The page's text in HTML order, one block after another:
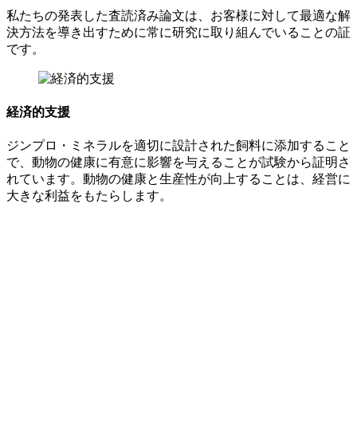
私たちの発表した査読済み論文は、お客様に対して最適な解
決方法を導き出すために常に研究に取り組んでいることの証
です。
経済的支援
ジンプロ・ミネラルを適切に設計された飼料に添加すること
で、動物の健康に有意に影響を与えることが試験から証明さ
れています。動物の健康と生産性が向上することは、経営に
大きな利益をもたらします。